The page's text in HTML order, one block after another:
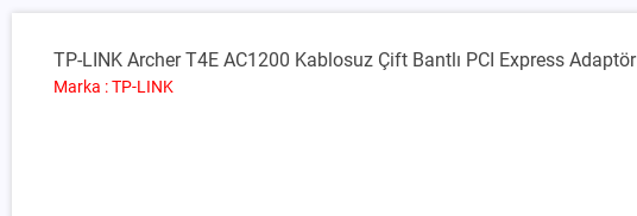
TP-LINK Archer T4E AC1200 Kablosuz Çift Bantlı PCI Express Adaptör
Marka : TP-LINK